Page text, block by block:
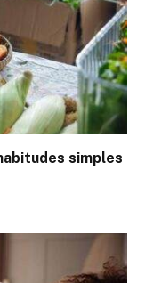
simples